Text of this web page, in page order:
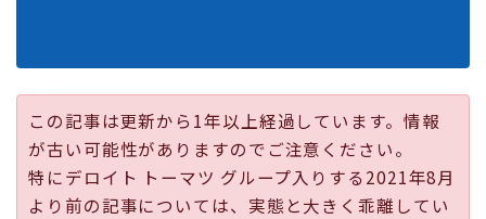
公式ページ
この記事は更新から1年以上経過しています。情報
が古い可能性がありますのでご注意ください。
特にデロイト トーマツ グループ入りする2021年8月
より前の記事については、実態と大きく乖離してい